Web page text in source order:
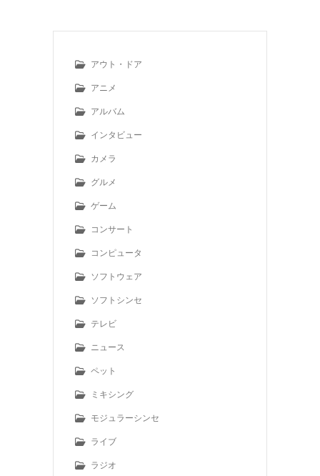
アウト・ドア
アニメ
アルバム
インタビュー
カメラ
グルメ
ゲーム
コンサート
コンピュータ
ソフトウェア
ソフトシンセ
テレビ
ニュース
ペット
ミキシング
モジュラーシンセ
ライブ
ラジオ